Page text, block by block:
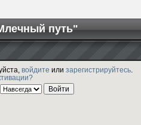
путь"
войдите или зарегистрируйтесь